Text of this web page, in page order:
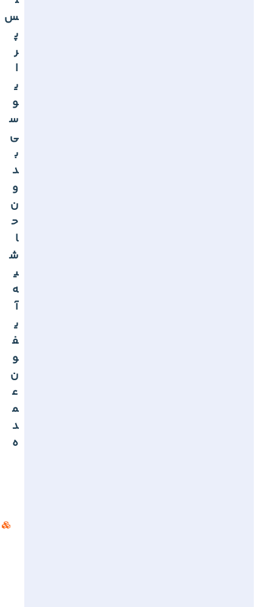
س
پ
ر
ا
ی
و
س
ی
ب
د
و
ن
ح
ا
ش
ی
ه
آ
ی
ف
و
ن
ع
م
د
ه